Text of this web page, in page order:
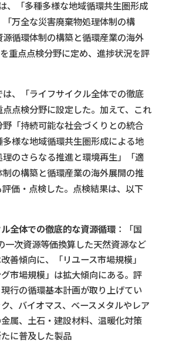
、「多種多様な地域循環共生圏形成
万全な災害廃棄物処理体制の構
循環体制の構築と循環産業の海外
重点点検分野に定め、進捗状況を評
、「ライフサイクル全体での徹底
点検分野に設定した。加えて、これ
野「持続可能な社会づくりとの統合
様な地域循環共生圏形成による地
のさらなる推進と環境再生」「適
の構築と循環産業の海外展開の推
価・点検した。点検結果は、以下
全体での徹底的な資源循環 ：「国
一次資源等価換算した天然資源など
善傾向に、「リユース市場規模」
グ市場規模」は拡大傾向にある。評
行の循環基本計画が取り上げてい
、バイオマス、ベースメタルやレア
属、土石・建設材料、温暖化対策
に普及した製品